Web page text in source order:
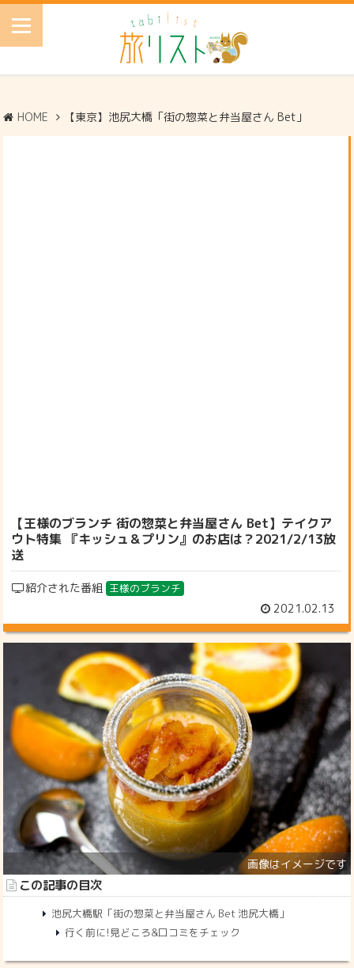
HOME 【東京】池尻大橋「街の惣菜と弁当屋さん Bet」
【王様のブランチ 街の惣菜と弁当屋さん Bet】テイクア
ウト特集 『キッシュ＆プリン』のお店は？2021/2/13放
送
紹介された番組 王様のブランチ
2021.02.13
この記事の目次
池尻大橋駅「街の惣菜と弁当屋さん Bet 池尻大橋」
行く前に!見どころ&口コミをチェック